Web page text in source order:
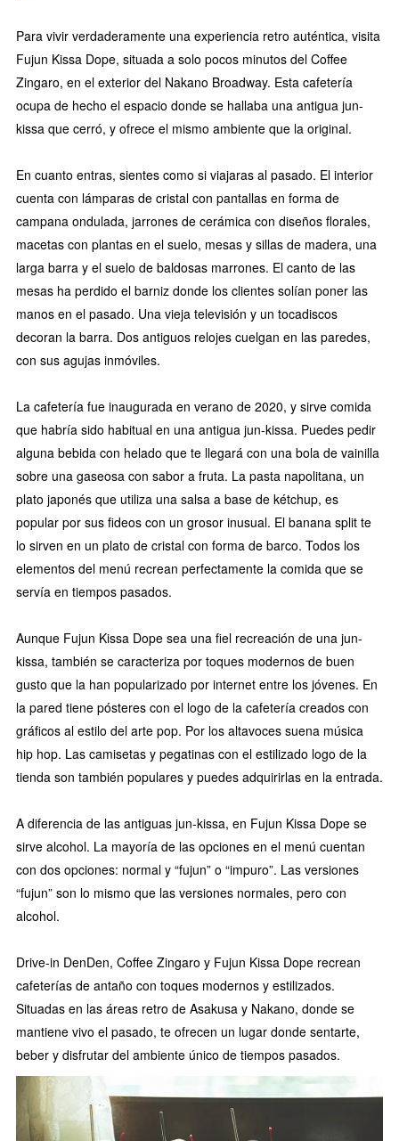
Para vivir verdaderamente una experiencia retro auténtica, visita
Fujun Kissa Dope, situada a solo pocos minutos del Coffee
Zingaro, en el exterior del Nakano Broadway. Esta cafetería
ocupa de hecho el espacio donde se hallaba una antigua jun-
kissa que cerró, y ofrece el mismo ambiente que la original.
En cuanto entras, sientes como si viajaras al pasado. El interior
cuenta con lámparas de cristal con pantallas en forma de
campana ondulada, jarrones de cerámica con diseños florales,
macetas con plantas en el suelo, mesas y sillas de madera, una
larga barra y el suelo de baldosas marrones. El canto de las
mesas ha perdido el barniz donde los clientes solían poner las
manos en el pasado. Una vieja televisión y un tocadiscos
decoran la barra. Dos antiguos relojes cuelgan en las paredes,
con sus agujas inmóviles.
La cafetería fue inaugurada en verano de 2020, y sirve comida
que habría sido habitual en una antigua jun-kissa. Puedes pedir
alguna bebida con helado que te llegará con una bola de vainilla
sobre una gaseosa con sabor a fruta. La pasta napolitana, un
plato japonés que utiliza una salsa a base de kétchup, es
popular por sus fideos con un grosor inusual. El banana split te
lo sirven en un plato de cristal con forma de barco. Todos los
elementos del menú recrean perfectamente la comida que se
servía en tiempos pasados.
Aunque Fujun Kissa Dope sea una fiel recreación de una jun-
kissa, también se caracteriza por toques modernos de buen
gusto que la han popularizado por internet entre los jóvenes. En
la pared tiene pósteres con el logo de la cafetería creados con
gráficos al estilo del arte pop. Por los altavoces suena música
hip hop. Las camisetas y pegatinas con el estilizado logo de la
tienda son también populares y puedes adquirirlas en la entrada.
A diferencia de las antiguas jun-kissa, en Fujun Kissa Dope se
sirve alcohol. La mayoría de las opciones en el menú cuentan
con dos opciones: normal y “fujun” o “impuro”. Las versiones
“fujun” son lo mismo que las versiones normales, pero con
alcohol.
Drive-in DenDen, Coffee Zingaro y Fujun Kissa Dope recrean
cafeterías de antaño con toques modernos y estilizados.
Situadas en las áreas retro de Asakusa y Nakano, donde se
mantiene vivo el pasado, te ofrecen un lugar donde sentarte,
beber y disfrutar del ambiente único de tiempos pasados.